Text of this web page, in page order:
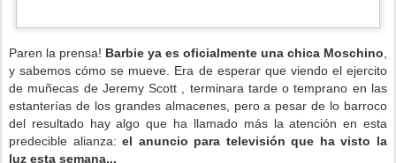
Paren la prensa! Barbie ya es oficialmente una chica Moschino
y sabemos cómo se mueve. Era de esperar que viendo el ejercito
de muñecas de Jeremy Scott , terminara tarde o temprano en las
estanterías de los grandes almacenes, pero a pesar de lo barroco
del resultado hay algo que ha llamado más la atención en esta
predecible alianza:el anuncio para televisión que ha visto la
luz esta semana...